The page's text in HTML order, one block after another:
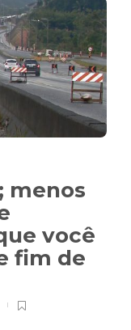
menos
você
fim de